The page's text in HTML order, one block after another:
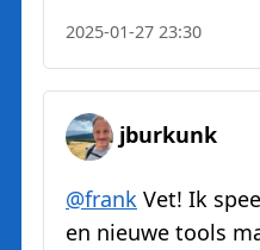
2025-01-27 23:30
jburkunk
@frank Vet! Ik
en nieuwe tools